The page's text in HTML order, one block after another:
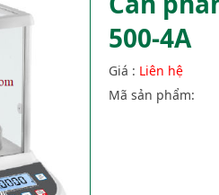
500-4A
Giá : Liên hệ
Mã sản phẩm: